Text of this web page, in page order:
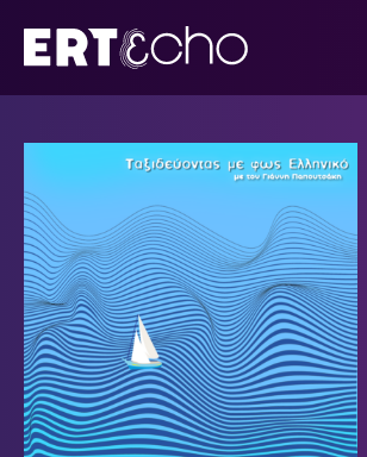
περιεχόμενο